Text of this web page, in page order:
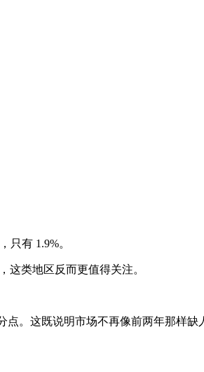
只有 1.9%。
这类地区反而更值得关注。
。这既说明市场不再像前两年那样